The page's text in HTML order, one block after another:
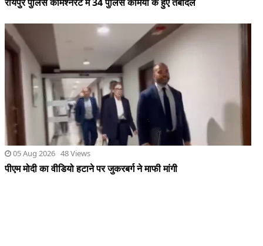
05 Aug 2026 48 Views
पीएम मोदी का वीडियो हटाने पर जुकरबर्ग ने माफी मांगी